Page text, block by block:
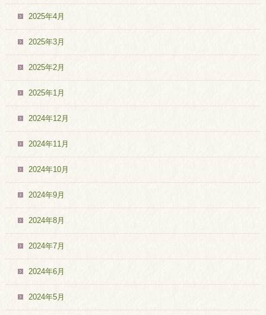
2025年4月
2025年3月
2025年2月
2025年1月
2024年12月
2024年11月
2024年10月
2024年9月
2024年8月
2024年7月
2024年6月
2024年5月